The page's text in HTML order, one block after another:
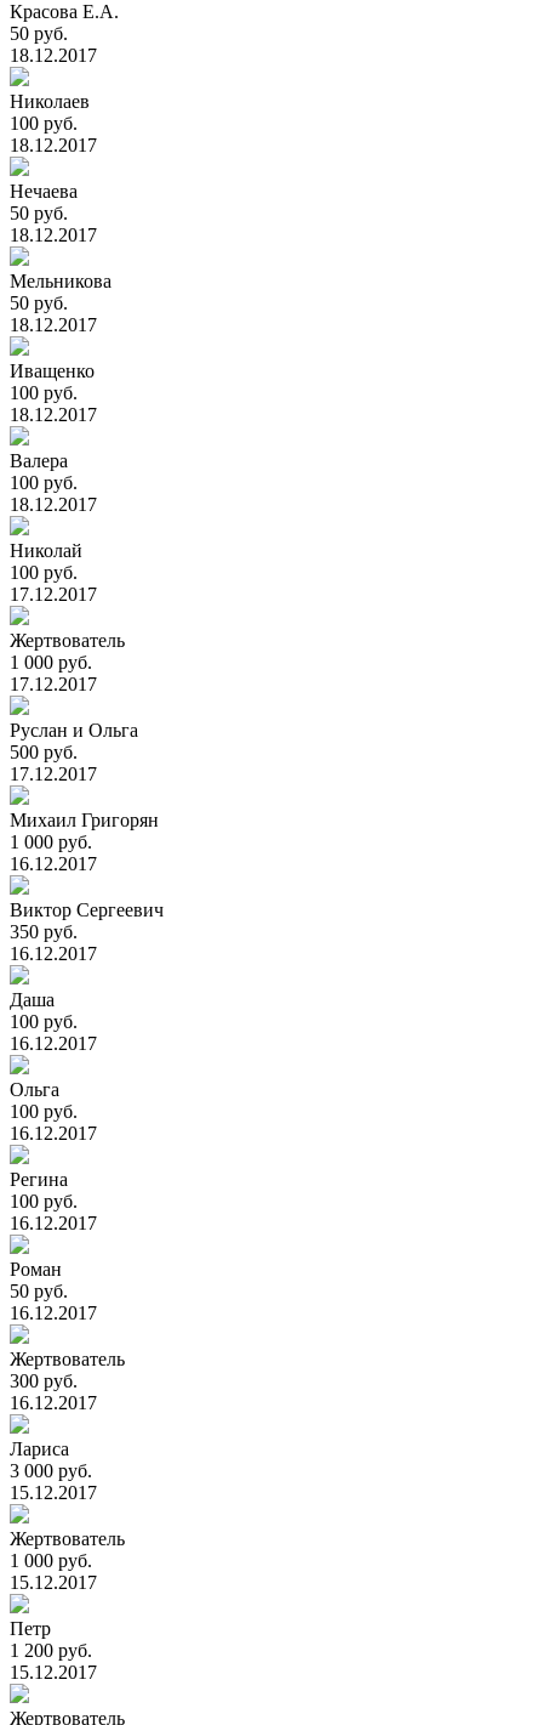
Красова Е.А.
50 руб.
18.12.2017
Николаев
100 руб.
18.12.2017
Нечаева
50 руб.
18.12.2017
Мельникова
50 руб.
18.12.2017
Иващенко
100 руб.
18.12.2017
Валера
100 руб.
18.12.2017
Николай
100 руб.
17.12.2017
Жертвователь
1 000 руб.
17.12.2017
Руслан и Ольга
500 руб.
17.12.2017
Михаил Григорян
1 000 руб.
16.12.2017
Виктор Сергеевич
350 руб.
16.12.2017
Даша
100 руб.
16.12.2017
Ольга
100 руб.
16.12.2017
Регина
100 руб.
16.12.2017
Роман
50 руб.
16.12.2017
Жертвователь
300 руб.
16.12.2017
Лариса
3 000 руб.
15.12.2017
Жертвователь
1 000 руб.
15.12.2017
Петр
1 200 руб.
15.12.2017
Жертвователь